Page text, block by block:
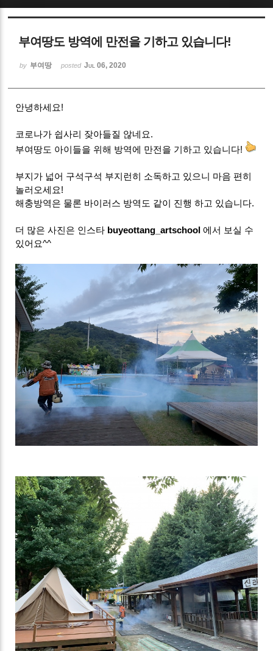
부여땅도 방역에 만전을 기하고 있습니다!
by 부여땅 posted Jul 06, 2020
안녕하세요!
코로나가 쉽사리 잦아들질 않네요.
부여땅도 아이들을 위해 방역에 만전을 기하고 있습니다!
부지가 넓어 구석구석 부지런히 소독하고 있으니 마음 편히
놀러오세요!
해충방역은 물론 바이러스 방역도 같이 진행 하고 있습니다.
더 많은 사진은 인스타 buyeottang_artschool 에서 보실 수
있어요^^
Sketchbook5, 스케치북5
Sketchbook5, 스케치북5